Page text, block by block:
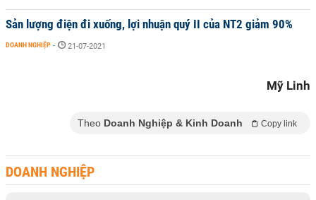
Sản lượng điện đi xuống, lợi nhuận quý II của NT2 giảm 90%
DOANH NGHIỆP - 21-07-2021
Mỹ Linh
Theo Doanh Nghiệp & Kinh Doanh Copy link
DOANH NGHIỆP